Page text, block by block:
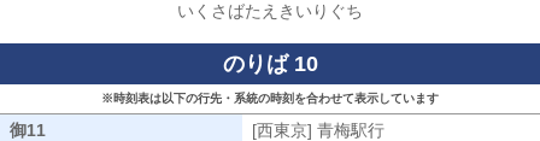
いくさばたえきいりぐち
のりば 10
※時刻表は以下の行先・系統の時刻を合わせて表示しています
御11 [西東京] 青梅駅行